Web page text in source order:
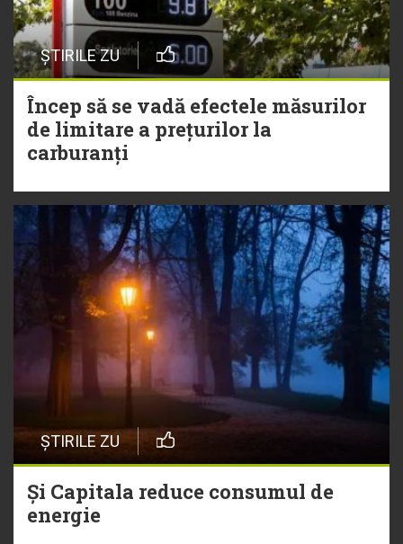
ȘTIRILE ZU
Încep să se vadă efectele măsurilor
de limitare a prețurilor la
carburanți
ȘTIRILE ZU
Și Capitala reduce consumul de
energie